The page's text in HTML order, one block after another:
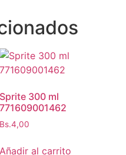
Sprite 300 ml
771609001462
Bs.4,00
Añadir al carrito